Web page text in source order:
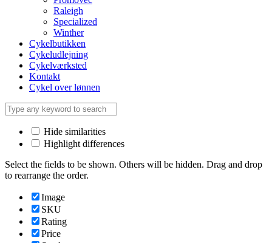
Raleigh
Specialized
Winther
Cykelbutikken
Cykeludlejning
Cykelværksted
Kontakt
Cykel over lønnen
Hide similarities
Highlight differences
Select the fields to be shown. Others will be hidden. Drag and drop
to rearrange the order.
Image
SKU
Rating
Price